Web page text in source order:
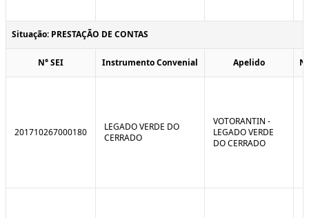
Situação: PRESTAÇÃO DE CONTAS
N° SEI Instrumento Convenial Apelido
201710267000180
LEGADO VERDE DO
CERRADO
VOTORANTIN -
LEGADO VERDE
DO CERRADO